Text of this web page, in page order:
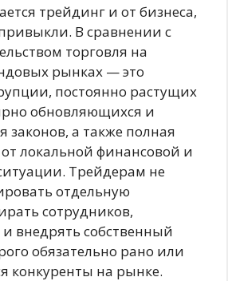
трейдинг и от бизнеса,
В сравнении с
торговля на
рынках — это
постоянно растущих
обновляющихся и
а также полная
локальной финансовой и
Трейдерам не
отдельную
сотрудников,
внедрять собственный
обязательно рано или
конкуренты на рынке.